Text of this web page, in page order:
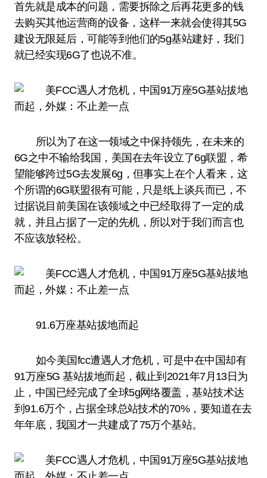
首先就是成本的问题，需要拆除之后再花更多的钱
去购买其他运营商的设备，这样一来就会使得其5G
建设无限延后，可能等到他们的5g基站建好，我们
就已经实现6G了也说不准。
所以为了在这一领域之中保持领先，在未来的
6G之中不输给我国，美国在去年设立了6g联盟，希
望能够跨过5G去发展6g，但事实上在个人看来，这
个所谓的6G联盟很有可能，只是纸上谈兵而已，不
过据说目前美国在该领域之中已经取得了一定的成
就，并且占据了一定的先机，所以对于我们而言也
不应该放轻松。
91.6万座基站拔地而起
如今美国fcc遭遇人才危机，可是中在中国却有
91万座5G 基站拔地而起，截止到2021年7月13日为
止，中国已经完成了全球5g网络覆盖，基站技术达
到91.6万个，占据全球总站技术的70%，要知道在去
年年底，我国才一共建成了75万个基站。